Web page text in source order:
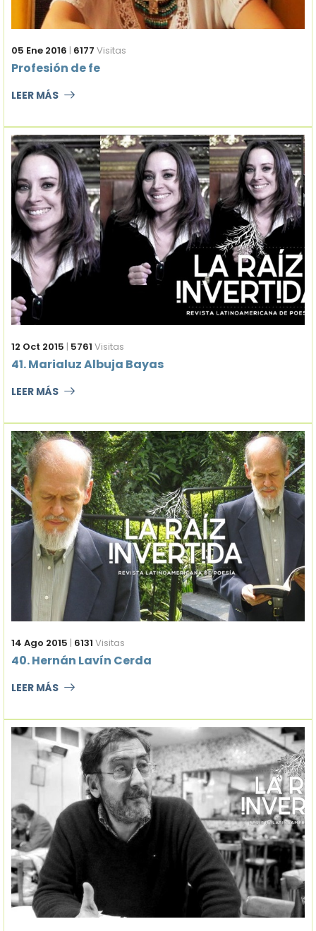
05 Ene 2016 | 6177 Visitas
Profesión de fe
LEER MÁS
12 Oct 2015 | 5761 Visitas
41. Marialuz Albuja Bayas
LEER MÁS
14 Ago 2015 | 6131 Visitas
40. Hernán Lavín Cerda
LEER MÁS